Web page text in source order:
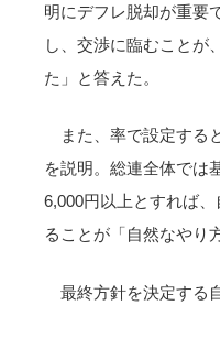
明にデフレ脱却が重要
し、交渉に臨むことが
た」と答えた。
また、率で設定する
を説明。総連全体では
6,000円以上とすれば
ることが「自然なやり
最終方針を決定する